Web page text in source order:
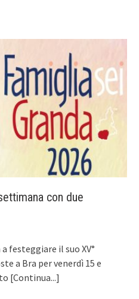
con due
festeggiare il suo XV°
a Bra per venerdì 15 e
[Continua...]